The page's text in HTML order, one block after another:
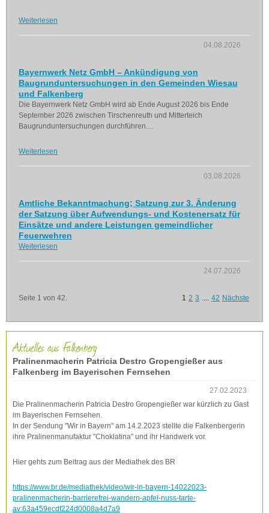
Weiterlesen
04.08.2026
Bayernwerk Netz GmbH – Ankündigung von
Baugrunduntersuchungen in den Gemeinden Wiesau
und Falkenberg
Die Bayernwerk Netz GmbH wird ab Ende August 2026 bis Ende
September 2026 zwischen Tirschenreuth und Mitterteich
Baugrunduntersuchungen durchführen....
Weiterlesen
03.08.2026
Amtliche Bekanntmachung; Satzung zur 3. Änderung
der Satzung über Aufwendungs- und Kostenersatz für
Einsätze und andere Leistungen gemeindlicher
Feuerwehren
Weiterlesen
24.07.2026
Seite 1 von 42. 1 2 3 .... 42 Nächste
Aktuelles aus Falkenberg
Pralinenmacherin Patricia Destro Gropengießer aus
Falkenberg im Bayerischen Fernsehen
27.02.2023
Die Pralinenmacherin Patricia Destro Gropengießer war kürzlich zu Gast
im Bayerischen Fernsehen.
In der Sendung "Wir in Bayern" am 14.2.2023 stellte die Falkenbergerin
ihre Pralinenmanufaktur "Choklatina" und ihr Handwerk vor.
Hier gehts zum Beitrag aus der Mediathek des BR
https://www.br.de/mediathek/video/wir-in-bayern-14022023-
pralinenmacherin-barrierefrei-wandern-apfel-nuss-tarte-
av:63a459ecdf224d0008a4d7a9